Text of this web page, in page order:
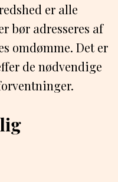
er alle
bør adresseres af
omdømme. Det er
de nødvendige